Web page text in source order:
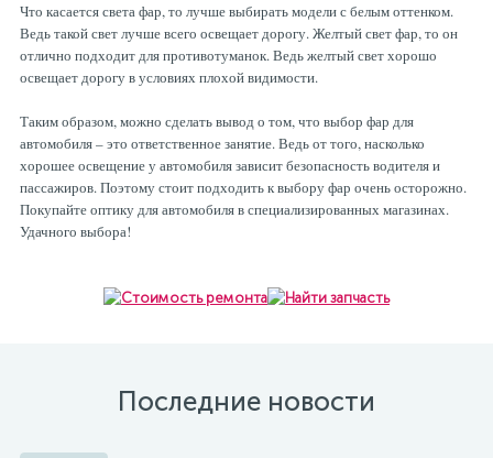
Что касается света фар, то лучше выбирать модели с белым оттенком.
Ведь такой свет лучше всего освещает дорогу. Желтый свет фар, то он
отлично подходит для противотуманок. Ведь желтый свет хорошо
освещает дорогу в условиях плохой видимости.
Таким образом, можно сделать вывод о том, что выбор фар для
автомобиля – это ответственное занятие. Ведь от того, насколько
хорошее освещение у автомобиля зависит безопасность водителя и
пассажиров. Поэтому стоит подходить к выбору фар очень осторожно.
Покупайте оптику для автомобиля в специализированных магазинах.
Удачного выбора!
Последние новости